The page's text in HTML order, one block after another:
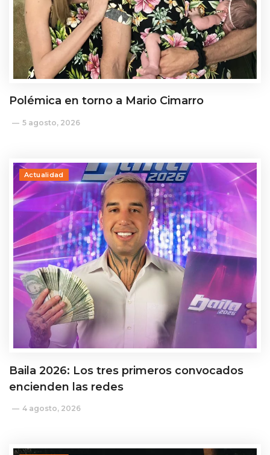
Polémica en torno a Mario Cimarro
5 agosto, 2026
Actualidad
Baila 2026: Los tres primeros convocados
encienden las redes
4 agosto, 2026